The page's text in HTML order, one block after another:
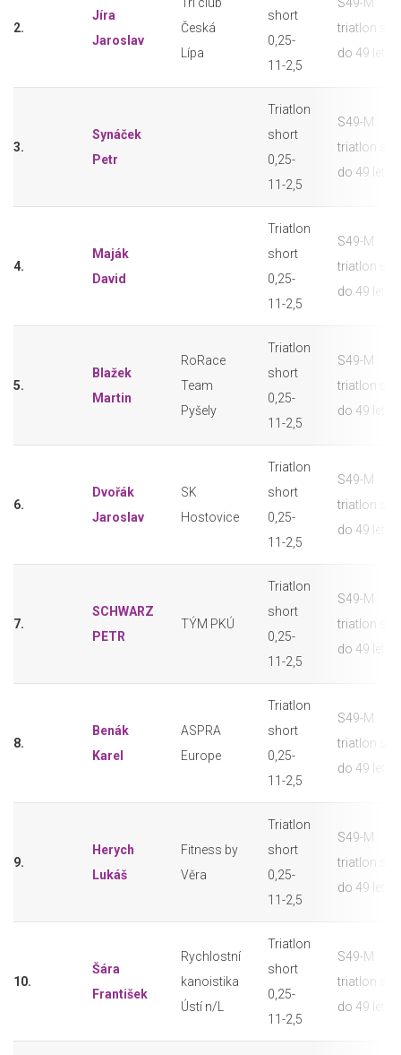
2.
Jíra
Jaroslav
Česká
Lípa
short
0,25-
11-2,5
triatlon
do 49 let
3.
Synáček
Petr
Triatlon
short
0,25-
11-2,5
S49-M
triatlon
do 49 let
4.
Maják
David
Triatlon
short
0,25-
11-2,5
S49-M
triatlon
do 49 let
5.
Blažek
Martin
RoRace
Team
Pyšely
Triatlon
short
0,25-
11-2,5
S49-M
triatlon
do 49 let
6.
Dvořák
Jaroslav
SK
Hostovice
Triatlon
short
0,25-
11-2,5
S49-M
triatlon
do 49 let
7.
SCHWARZ
PETR
TÝM PKÚ
Triatlon
short
0,25-
11-2,5
S49-M
triatlon
do 49 let
8.
Benák
Karel
ASPRA
Europe
Triatlon
short
0,25-
11-2,5
S49-M
triatlon
do 49 let
9.
Herych
Lukáš
Fitness by
Věra
Triatlon
short
0,25-
11-2,5
S49-M
triatlon
do 49 let
10.
Šára
František
Rychlostní
kanoistika
Ústí n/L
Triatlon
short
0,25-
11-2,5
S49-M
triatlon
do 49 let